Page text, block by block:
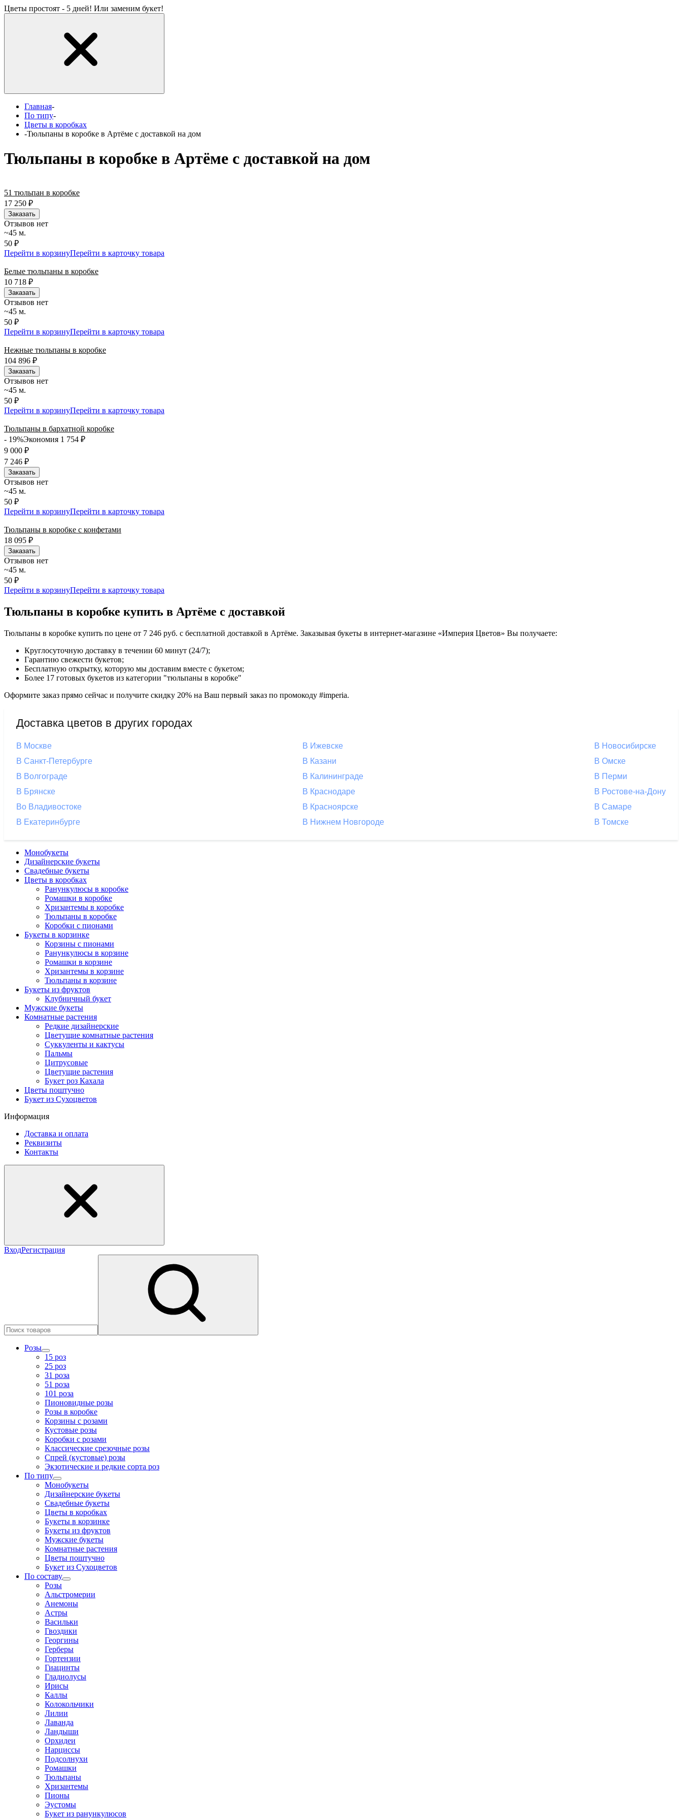
Цветы простоят - 5 дней! Или заменим букет!
Главная-
По типу-
Цветы в коробках
-Тюльпаны в коробке в Артёме с доставкой на дом
Тюльпаны в коробке в Артёме с доставкой на дом
51 тюльпан в коробке
17 250 ₽
Заказать
Отзывов нет
~45 м.
50 ₽
Перейти в корзинуПерейти в карточку товара
Белые тюльпаны в коробке
10 718 ₽
Заказать
Отзывов нет
~45 м.
50 ₽
Перейти в корзинуПерейти в карточку товара
Нежные тюльпаны в коробке
104 896 ₽
Заказать
Отзывов нет
~45 м.
50 ₽
Перейти в корзинуПерейти в карточку товара
Тюльпаны в бархатной коробке
- 19%Экономия 1 754 ₽
9 000 ₽
7 246 ₽
Заказать
Отзывов нет
~45 м.
50 ₽
Перейти в корзинуПерейти в карточку товара
Тюльпаны в коробке с конфетами
18 095 ₽
Заказать
Отзывов нет
~45 м.
50 ₽
Перейти в корзинуПерейти в карточку товара
Тюльпаны в коробке купить в Артёме с доставкой
Тюльпаны в коробке купить по цене от 7 246 руб. с бесплатной доставкой в Артёме. Заказывая букеты в интернет-магазине «Империя Цветов» Вы получаете:
Круглосуточную доставку в течении 60 минут (24/7);
Гарантию свежести букетов;
Бесплатную открытку, которую мы доставим вместе с букетом;
Более 17 готовых букетов из категории "тюльпаны в коробке"
Оформите заказ прямо сейчас и получите скидку 20% на Ваш первый заказ по промокоду #imperia.
Доставка цветов в других городах
В Москве
В Санкт-Петербурге
В Волгограде
В Брянске
Во Владивостоке
В Екатеринбурге
В Ижевске
В Казани
В Калининграде
В Краснодаре
В Красноярске
В Нижнем Новгороде
В Новосибирске
В Омске
В Перми
В Ростове-на-Дону
В Самаре
В Томске
Монобукеты
Дизайнерские букеты
Свадебные букеты
Цветы в коробках
Ранункулюсы в коробке
Ромашки в коробке
Хризантемы в коробке
Тюльпаны в коробке
Коробки с пионами
Букеты в корзинке
Корзины с пионами
Ранункулюсы в корзине
Ромашки в корзине
Хризантемы в корзине
Тюльпаны в корзине
Букеты из фруктов
Клубничный букет
Мужские букеты
Комнатные растения
Редкие дизайнерские
Цветущие комнатные растения
Суккуленты и кактусы
Пальмы
Цитрусовые
Цветущие растения
Букет роз Кахала
Цветы поштучно
Букет из Сухоцветов
Информация
Доставка и оплата
Реквизиты
Контакты
ВходРегистрация
Розы
15 роз
25 роз
31 роза
51 роза
101 роза
Пионовидные розы
Розы в коробке
Корзины с розами
Кустовые розы
Коробки с розами
Классические срезочные розы
Спрей (кустовые) розы
Экзотические и редкие сорта роз
По типу
Монобукеты
Дизайнерские букеты
Свадебные букеты
Цветы в коробках
Букеты в корзинке
Букеты из фруктов
Мужские букеты
Комнатные растения
Цветы поштучно
Букет из Сухоцветов
По составу
Розы
Альстромерии
Анемоны
Астры
Васильки
Гвоздики
Георгины
Герберы
Гортензии
Гиацинты
Гладиолусы
Ирисы
Каллы
Колокольчики
Лилии
Лаванда
Ландыши
Орхидеи
Нарциссы
Подсолнухи
Ромашки
Тюльпаны
Хризантемы
Пионы
Эустомы
Букет из ранункулюсов